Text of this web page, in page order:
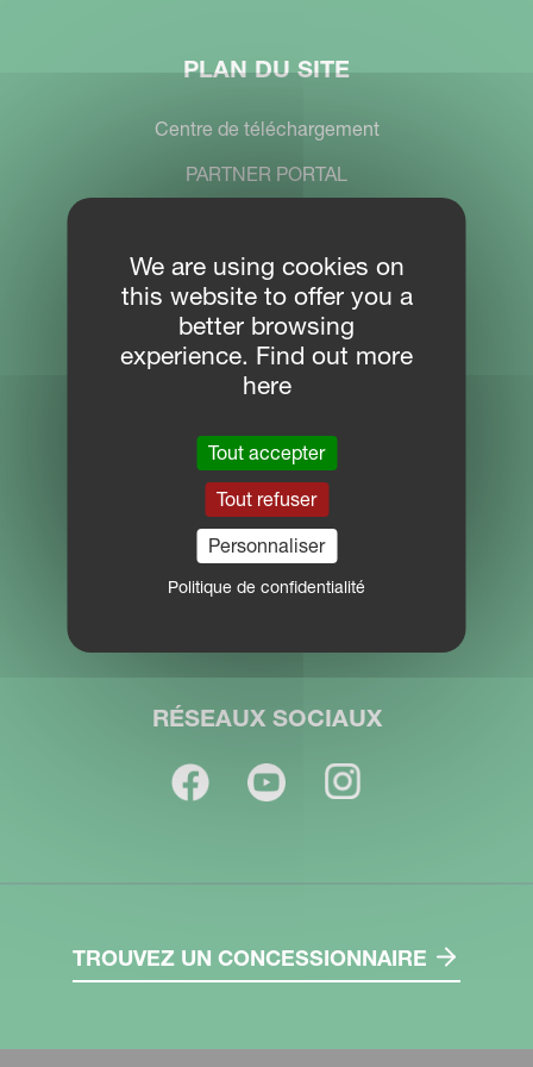
PLAN DU SITE
Centre de téléchargement
PARTNER PORTAL
CONTACTEZ-NOUS
Kverneland Group Benelux B.V.
B-8820 Torhout, België
Tel: +32 2 582 80 02
benelux.sales@kvernelandgroup.com
RÉSEAUX SOCIAUX
TROUVEZ UN CONCESSIONNAIRE
We are using cookies on
this website to offer you a
better browsing
experience. Find out more
here
Tout accepter
Tout refuser
Personnaliser
Politique de confidentialité